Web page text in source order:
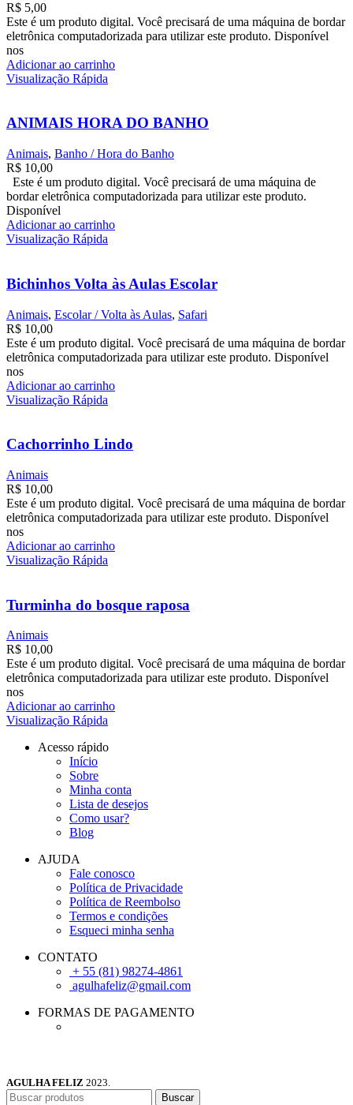
R$ 5,00
Este é um produto digital. Você precisará de uma máquina de bordar
eletrônica computadorizada para utilizar este produto. Disponível
nos
Adicionar ao carrinho
Visualização Rápida
ANIMAIS HORA DO BANHO
Animais, Banho / Hora do Banho
R$ 10,00
Este é um produto digital. Você precisará de uma máquina de
bordar eletrônica computadorizada para utilizar este produto.
Disponível
Adicionar ao carrinho
Visualização Rápida
Bichinhos Volta às Aulas Escolar
Animais, Escolar / Volta às Aulas, Safari
R$ 10,00
Este é um produto digital. Você precisará de uma máquina de bordar
eletrônica computadorizada para utilizar este produto. Disponível
nos
Adicionar ao carrinho
Visualização Rápida
Cachorrinho Lindo
Animais
R$ 10,00
Este é um produto digital. Você precisará de uma máquina de bordar
eletrônica computadorizada para utilizar este produto. Disponível
nos
Adicionar ao carrinho
Visualização Rápida
Turminha do bosque raposa
Animais
R$ 10,00
Este é um produto digital. Você precisará de uma máquina de bordar
eletrônica computadorizada para utilizar este produto. Disponível
nos
Adicionar ao carrinho
Visualização Rápida
Acesso rápido
Início
Sobre
Minha conta
Lista de desejos
Como usar?
Blog
AJUDA
Fale conosco
Política de Privacidade
Política de Reembolso
Termos e condições
Esqueci minha senha
CONTATO
+ 55 (81) 98274-4861
agulhafeliz@gmail.com
FORMAS DE PAGAMENTO
AGULHA FELIZ 2023.
Buscar